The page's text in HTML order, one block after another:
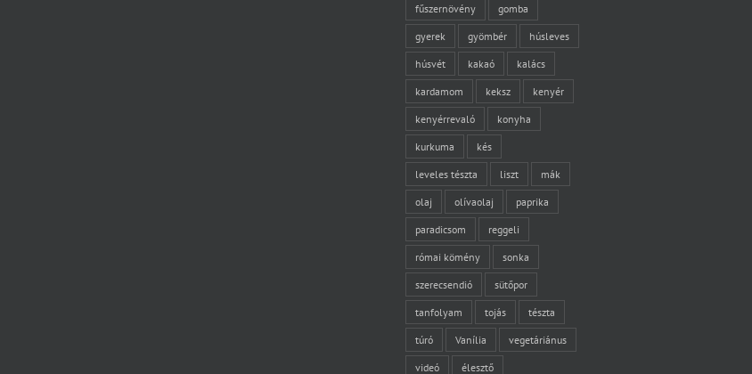
fűszernövény gomba
gyerek gyömbér húsleves
húsvét kakaó kalács
kardamom keksz kenyér
kenyérrevaló konyha
kurkuma kés
leveles tészta liszt mák
olaj olívaolaj paprika
paradicsom reggeli
római kömény sonka
szerecsendió sütőpor
tanfolyam tojás tészta
túró Vanília vegetáriánus
videó élesztő